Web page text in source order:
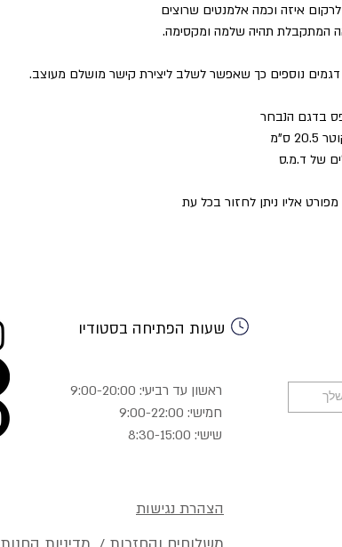
איזה וכמה אלמנטים שרוצים
המתקבלת תהיה שלמה ומקסימה.
בדגם הנבחר
ס"מ
של ד.מ.ס
מפורט אליו ניתן לחזור בכל עת
שעות הפתיחה בסטודיו
ראשון עד רביעי: 9:00-20:00
חמישי: 9:00-22:00
שישי: 8:30-15:00
הצהרת נגישות